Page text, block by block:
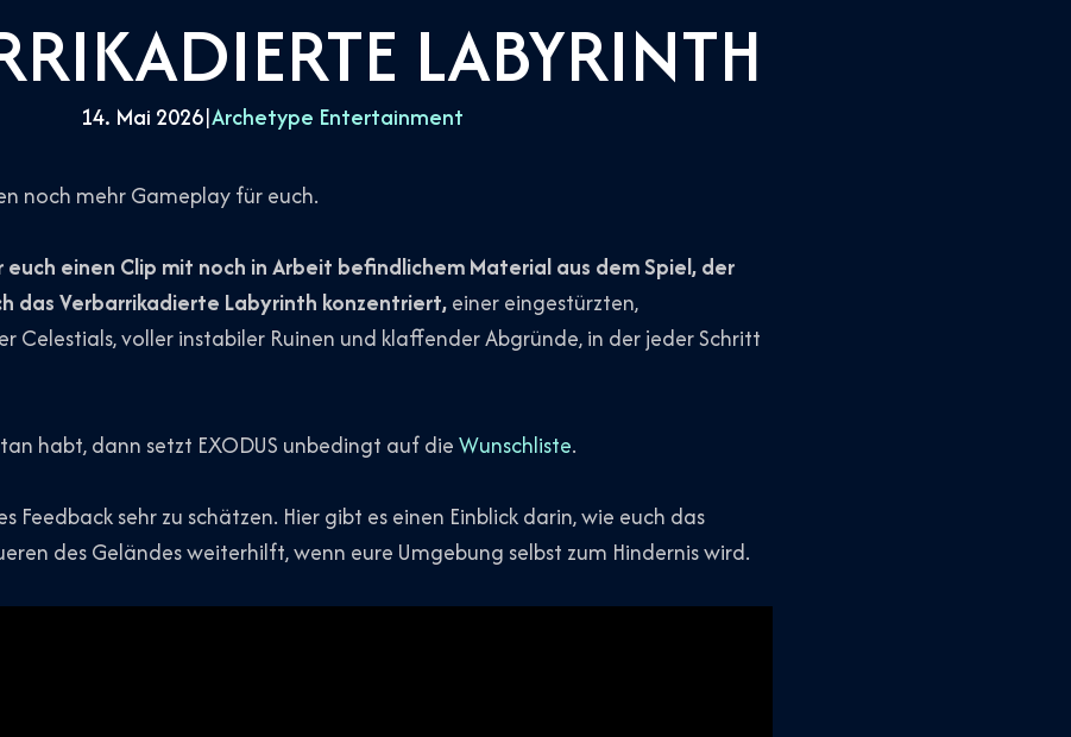
LABYRINTH
14. Mai 2026|Archetype Entertainment
noch mehr Gameplay für euch.
euch einen Clip mit noch in Arbeit befindlichem Material aus dem Spiel, der
das Verbarrikadierte Labyrinth konzentriert,einer eingestürzten,
Celestials, voller instabiler Ruinen und klaffender Abgründe, in der jeder Schritt
habt, dann setzt EXODUS unbedingt auf dieWunschliste.
Feedback sehr zu schätzen. Hier gibt es einen Einblick darin, wie euch das
des Geländes weiterhilft, wenn eure Umgebung selbst zum Hindernis wird.